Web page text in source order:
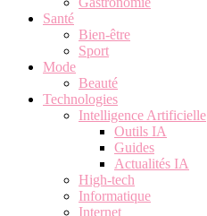
Santé
Bien-être
Sport
Mode
Beauté
Technologies
Intelligence Artificielle
Outils IA
Guides
Actualités IA
High-tech
Informatique
Internet